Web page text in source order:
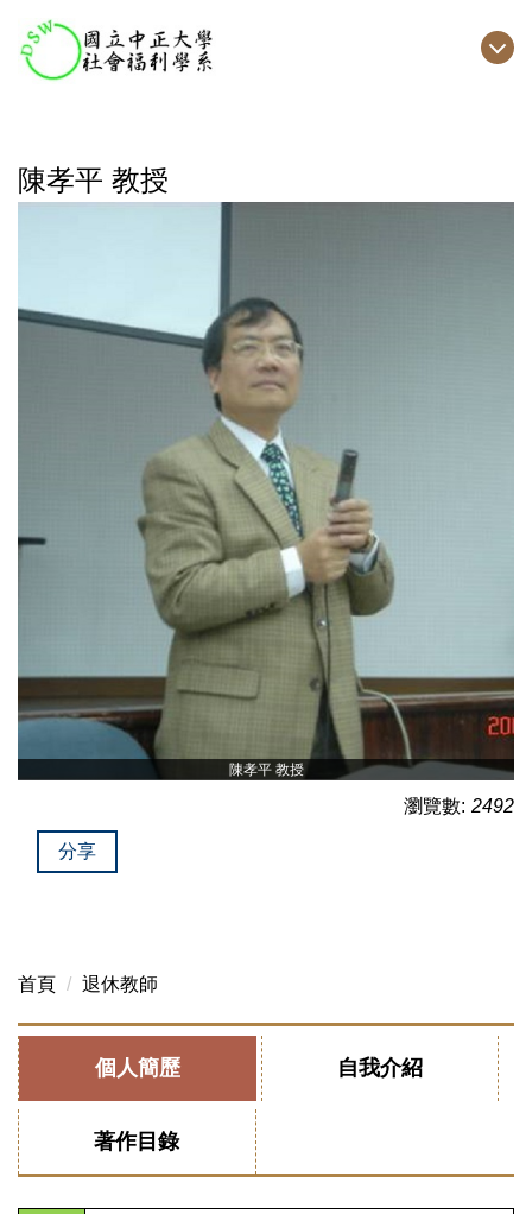
到
主
區
陳孝平 教授
陳孝平 教授
瀏覽數: 2492
分享
首頁 退休教師
個人簡歷 自我介紹
著作目錄